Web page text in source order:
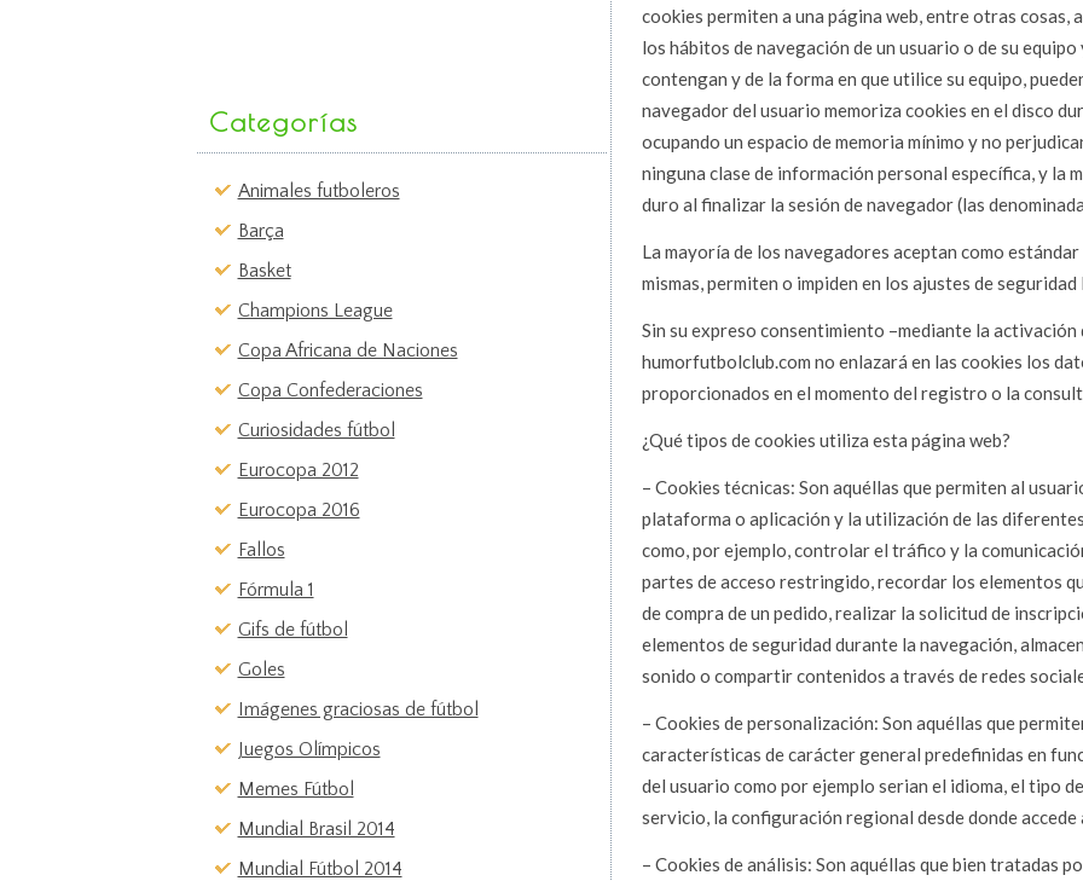
Categorías
Animales futboleros
Barça
Basket
Champions League
Copa Africana de Naciones
Copa Confederaciones
Curiosidades fútbol
Eurocopa 2012
Eurocopa 2016
Fallos
Fórmula 1
Gifs de fútbol
Goles
Imágenes graciosas de fútbol
Juegos Olímpicos
Memes Fútbol
Mundial Brasil 2014
Mundial Fútbol 2014
cookies permiten a una página web, entre otras
los hábitos de navegación de un usuario o de su
contengan y de la forma en que utilice su equipo,
navegador del usuario memoriza cookies en el disco
ocupando un espacio de memoria mínimo y no
ninguna clase de información personal específica, y la
duro al finalizar la sesión de navegador (las
La mayoría de los navegadores aceptan como
mismas, permiten o impiden en los ajustes de
Sin su expreso consentimiento –mediante la activación
humorfutbolclub.com no enlazará en las cookies los
proporcionados en el momento del registro o la
¿Qué tipos de cookies utiliza esta página web?
– Cookies técnicas: Son aquéllas que permiten al
plataforma o aplicación y la utilización de las
como, por ejemplo, controlar el tráfico y la
partes de acceso restringido, recordar los elementos
de compra de un pedido, realizar la solicitud de
elementos de seguridad durante la navegación,
sonido o compartir contenidos a través de redes
– Cookies de personalización: Son aquéllas que
características de carácter general predefinidas en
del usuario como por ejemplo serian el idioma, el tipo
servicio, la configuración regional desde donde accede
– Cookies de análisis: Son aquéllas que bien tratadas